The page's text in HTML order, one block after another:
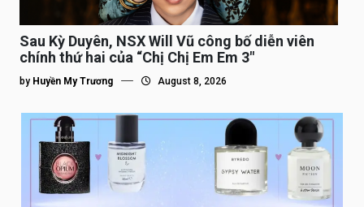
Sau Kỳ Duyên, NSX Will Vũ công bố diễn viên
chính thứ hai của “Chị Chị Em Em 3″
by Huyền My Trương August 8, 2026